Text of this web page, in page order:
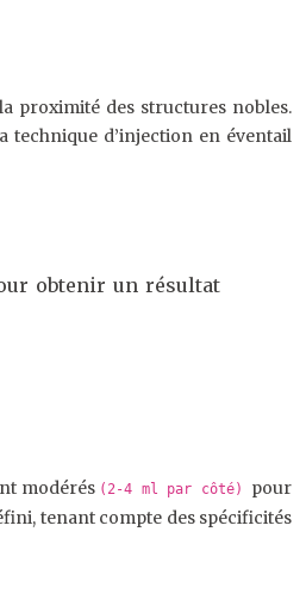
proximité des structures nobles.
d’injection en éventail
obtenir un résultat
modérés (2-4 ml par côté) pour
tenant compte des spécificités